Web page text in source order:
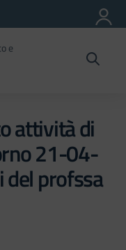
e
attività di
21-04-
profssa